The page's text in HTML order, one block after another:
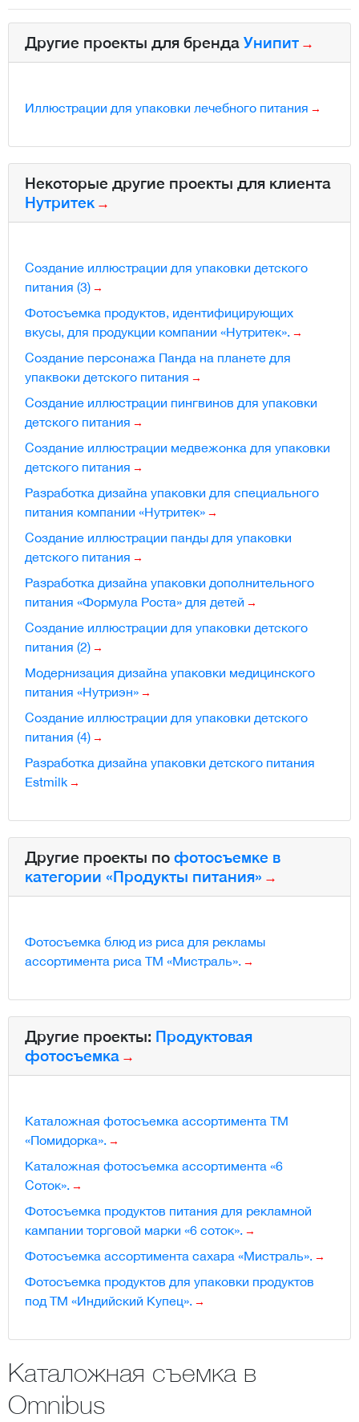
Другие проекты для бренда Унипит
Иллюстрации для упаковки лечебного питания
Некоторые другие проекты для клиента
Нутритек
Создание иллюстрации для упаковки детского
питания (3)
Фотосъемка продуктов, идентифицирующих
вкусы, для продукции компании «Нутритек».
Создание персонажа Панда на планете для
упаквоки детского питания
Создание иллюстрации пингвинов для упаковки
детского питания
Создание иллюстрации медвежонка для упаковки
детского питания
Разработка дизайна упаковки для специального
питания компании «Нутритек»
Создание иллюстрации панды для упаковки
детского питания
Разработка дизайна упаковки дополнительного
питания «Формула Роста» для детей
Создание иллюстрации для упаковки детского
питания (2)
Модернизация дизайна упаковки медицинского
питания «Нутриэн»
Создание иллюстрации для упаковки детского
питания (4)
Разработка дизайна упаковки детского питания
Estmilk
Другие проекты по фотосъемке в
категории «Продукты питания»
Фотосъемка блюд из риса для рекламы
ассортимента риса ТМ «Мистраль».
Другие проекты: Продуктовая
фотосъемка
Каталожная фотосъемка ассортимента ТМ
«Помидорка».
Каталожная фотосъемка ассортимента «6
Соток».
Фотосъемка продуктов питания для рекламной
кампании торговой марки «6 соток».
Фотосъемка ассортимента cахара «Мистраль».
Фотосъемка продуктов для упаковки продуктов
под ТМ «Индийский Купец».
Каталожная съемка в
Omnibus